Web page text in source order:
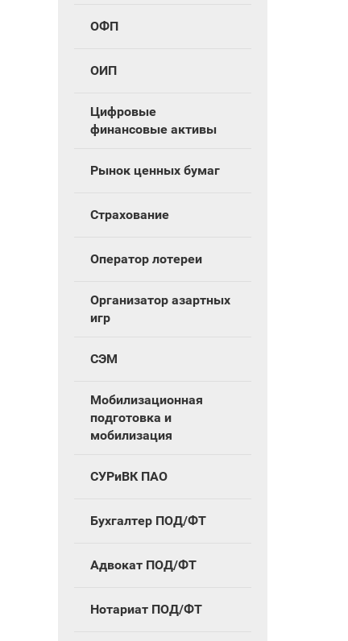
ОФП
ОИП
Цифровые
финансовые активы
Рынок ценных бумаг
Страхование
Оператор лотереи
Организатор азартных
игр
СЭМ
Мобилизационная
подготовка и
мобилизация
СУРиВК ПАО
Бухгалтер ПОД/ФТ
Адвокат ПОД/ФТ
Нотариат ПОД/ФТ